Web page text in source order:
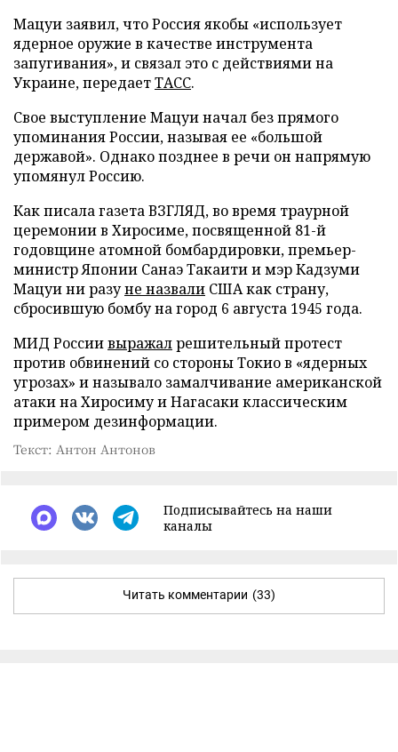
Мацуи заявил, что Россия якобы «использует
ядерное оружие в качестве инструмента
запугивания», и связал это с действиями на
Украине, передаетТАСС.
Свое выступление Мацуи начал без прямого
упоминания России, называя ее «большой
державой». Однако позднее в речи он напрямую
упомянул Россию.
Как писала газета ВЗГЛЯД, во время траурной
церемонии в Хиросиме, посвященной 81-й
годовщине атомной бомбардировки, премьер-
министр Японии Санаэ Такаити и мэр Кадзуми
Мацуи ни разуне назвали США как страну,
сбросившую бомбу на город 6 августа 1945 года.
МИД Россиивыражалрешительный протест
против обвинений со стороны Токио в «ядерных
угрозах» и называло замалчивание американской
атаки на Хиросиму и Нагасаки классическим
примером дезинформации.
Текст: Антон Антонов
Подписывайтесь на наши
каналы
Читать комментарии (33)